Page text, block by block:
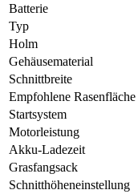
Batterie
Typ
Holm
Gehäusematerial
Schnittbreite
Empfohlene Rasenfläche
Startsystem
Motorleistung
Akku-Ladezeit
Grasfangsack
Schnitthöheneinstellung